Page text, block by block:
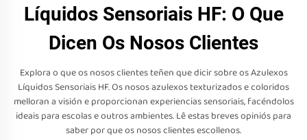
Líquidos Sensoriais HF: O Que
Dicen Os Nosos Clientes
Explora o que os nosos clientes teñen que dicir sobre os Azulexos
Líquidos Sensoriais HF. Os nosos azulexos texturizados e coloridos
melloran a visión e proporcionan experiencias sensoriais, facéndolos
ideais para escolas e outros ambientes. Lê estas breves opiniós para
saber por que os nosos clientes escollenos.